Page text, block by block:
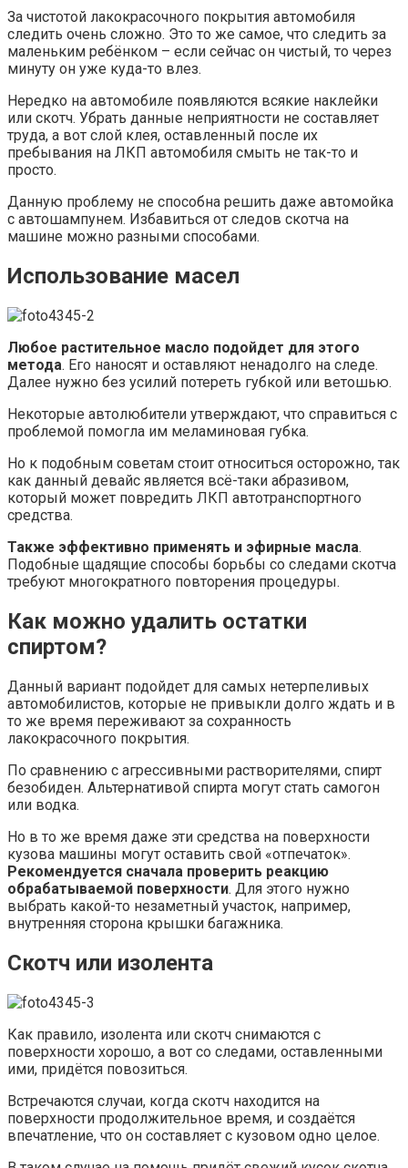
За чистотой лакокрасочного покрытия автомобиля
следить очень сложно. Это то же самое, что следить за
маленьким ребёнком – если сейчас он чистый, то через
минуту он уже куда-то влез.
Нередко на автомобиле появляются всякие наклейки
или скотч. Убрать данные неприятности не составляет
труда, а вот слой клея, оставленный после их
пребывания на ЛКП автомобиля смыть не так-то и
просто.
Данную проблему не способна решить даже автомойка
с автошампунем. Избавиться от следов скотча на
машине можно разными способами.
Использование масел
Любое растительное масло подойдет для этого
метода. Его наносят и оставляют ненадолго на следе.
Далее нужно без усилий потереть губкой или ветошью.
Некоторые автолюбители утверждают, что справиться с
проблемой помогла им меламиновая губка.
Но к подобным советам стоит относиться осторожно, так
как данный девайс является всё-таки абразивом,
который может повредить ЛКП автотранспортного
средства.
Также эффективно применять и эфирные масла.
Подобные щадящие способы борьбы со следами скотча
требуют многократного повторения процедуры.
Как можно удалить остатки
спиртом?
Данный вариант подойдет для самых нетерпеливых
автомобилистов, которые не привыкли долго ждать и в
то же время переживают за сохранность
лакокрасочного покрытия.
По сравнению с агрессивными растворителями, спирт
безобиден. Альтернативой спирта могут стать самогон
или водка.
Но в то же время даже эти средства на поверхности
кузова машины могут оставить свой «отпечаток».
Рекомендуется сначала проверить реакцию
обрабатываемой поверхности. Для этого нужно
выбрать какой-то незаметный участок, например,
внутренняя сторона крышки багажника.
Скотч или изолента
Как правило, изолента или скотч снимаются с
поверхности хорошо, а вот со следами, оставленными
ими, придётся повозиться.
Встречаются случаи, когда скотч находится на
поверхности продолжительное время, и создаётся
впечатление, что он составляет с кузовом одно целое.